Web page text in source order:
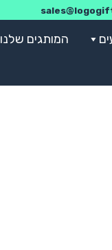
המותגים שלנו